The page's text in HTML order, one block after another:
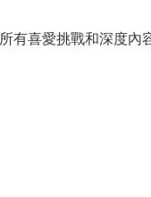
有喜愛挑戰和深度